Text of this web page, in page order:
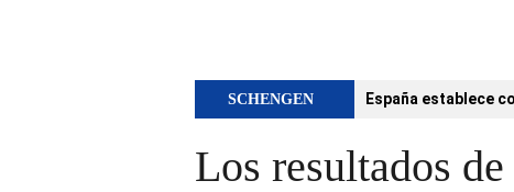
SCHENGEN España establece
Los resultados